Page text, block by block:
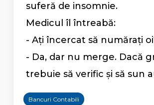
suferă de insomnie.
Medicul îl întreabă:
- Aţi încercat să număraţi
- Da, dar nu merge. Dacă
trebuie să verific şi să sun
Bancuri Contabili